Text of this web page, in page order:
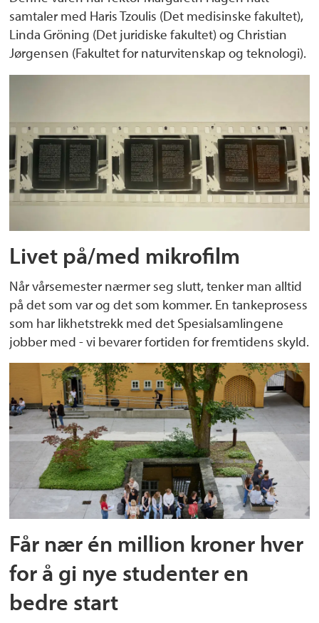
samtaler med Haris Tzoulis (Det medisinske fakultet),
Linda Gröning (Det juridiske fakultet) og Christian
Jørgensen (Fakultet for naturvitenskap og teknologi).
Livet på/med mikrofilm
Når vårsemester nærmer seg slutt, tenker man alltid
på det som var og det som kommer. En tankeprosess
som har likhetstrekk med det Spesialsamlingene
jobber med - vi bevarer fortiden for fremtidens skyld.
Får nær én million kroner hver
for å gi nye studenter en
bedre start